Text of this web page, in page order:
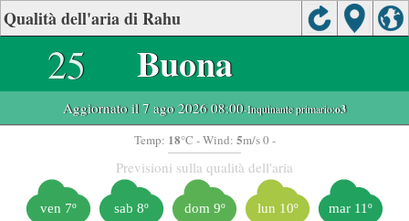
Qualità dell'aria di Rahu
25 Buona
Aggiornato il 7 ago 2026 08:00-Inquinante primario:o3
Temp: 18°C - Wind: 5m/s 0 -
Previsioni sulla qualità dell'aria
ven 7º sab 8º dom 9º lun 10º mar 11º